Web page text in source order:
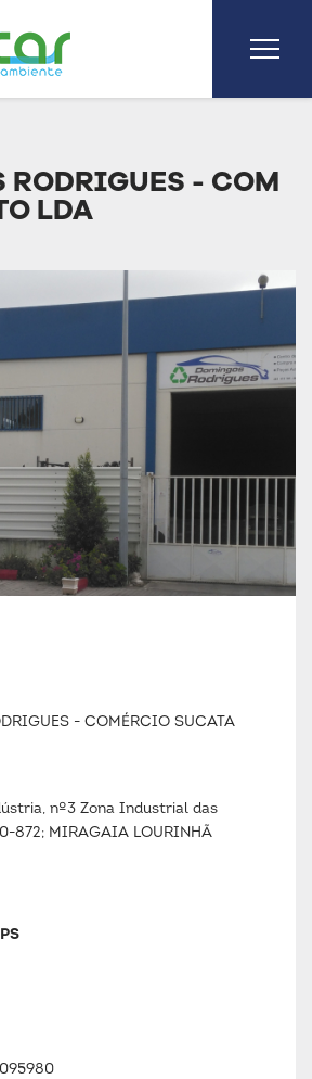
RODRIGUES - COM
LDA
- COMÉRCIO SUCATA
nº3 Zona Industrial das
872; MIRAGAIA LOURINHÃ